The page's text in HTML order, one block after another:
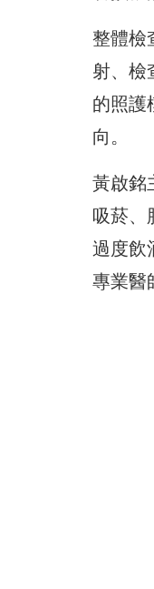
整體檢
射、檢
的照護
向。
黃啟銘
吸菸、
過度飲
專業醫